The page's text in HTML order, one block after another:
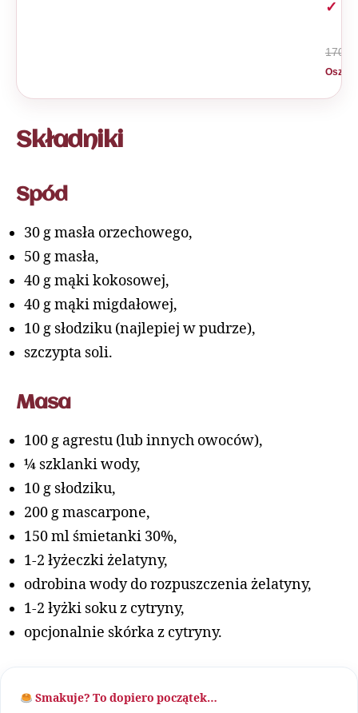
170 zł
Składniki
Spód
30 g masła orzechowego,
50 g masła,
40 g mąki kokosowej,
40 g mąki migdałowej,
10 g słodziku (najlepiej w pudrze),
szczypta soli.
Masa
100 g agrestu (lub innych owoców),
¼ szklanki wody,
10 g słodziku,
200 g mascarpone,
150 ml śmietanki 30%,
1-2 łyżeczki żelatyny,
odrobina wody do rozpuszczenia żelatyny,
1-2 łyżki soku z cytryny,
opcjonalnie skórka z cytryny.
Smakuje? To dopiero początek…